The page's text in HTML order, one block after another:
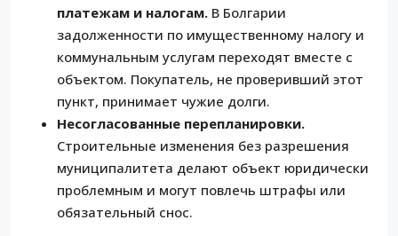
платежам и налогам. В Болгарии
задолженности по имущественному налогу и
коммунальным услугам переходят вместе с
объектом. Покупатель, не проверивший этот
пункт, принимает чужие долги.
Несогласованные перепланировки.
Строительные изменения без разрешения
муниципалитета делают объект юридически
проблемным и могут повлечь штрафы или
обязательный снос.